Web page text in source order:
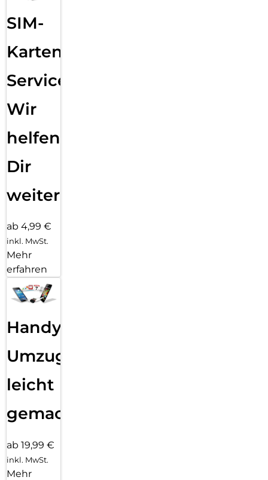
SIM-
Karten
Service:
Wir
helfen
Dir
weiter
ab 4,99 €
inkl. MwSt.
Mehr
erfahren
Handy
Umzug
leicht
gemacht!
ab 19,99 €
inkl. MwSt.
Mehr